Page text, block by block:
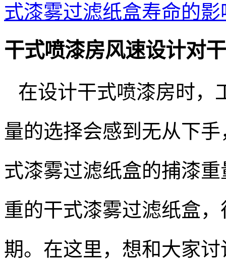
式漆雾过滤纸盒寿命的影
干式喷漆房风速设计对
在设计干式喷漆房时，
量的选择会感到无从下
式漆雾过滤纸盒的捕漆
重的干式漆雾过滤纸盒
期。在这里，想和大家